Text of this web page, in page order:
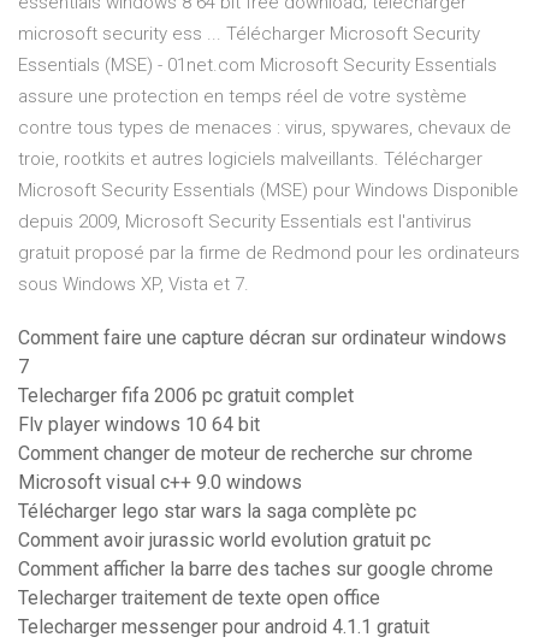
microsoft security ess ... Télécharger Microsoft Security
Essentials (MSE) - 01net.com Microsoft Security Essentials
assure une protection en temps réel de votre système
contre tous types de menaces : virus, spywares, chevaux de
troie, rootkits et autres logiciels malveillants. Télécharger
Microsoft Security Essentials (MSE) pour Windows Disponible
depuis 2009, Microsoft Security Essentials est l'antivirus
gratuit proposé par la firme de Redmond pour les ordinateurs
sous Windows XP, Vista et 7.
Comment faire une capture décran sur ordinateur windows
7
Telecharger fifa 2006 pc gratuit complet
Flv player windows 10 64 bit
Comment changer de moteur de recherche sur chrome
Microsoft visual c++ 9.0 windows
Télécharger lego star wars la saga complète pc
Comment avoir jurassic world evolution gratuit pc
Comment afficher la barre des taches sur google chrome
Telecharger traitement de texte open office
Telecharger messenger pour android 4.1.1 gratuit